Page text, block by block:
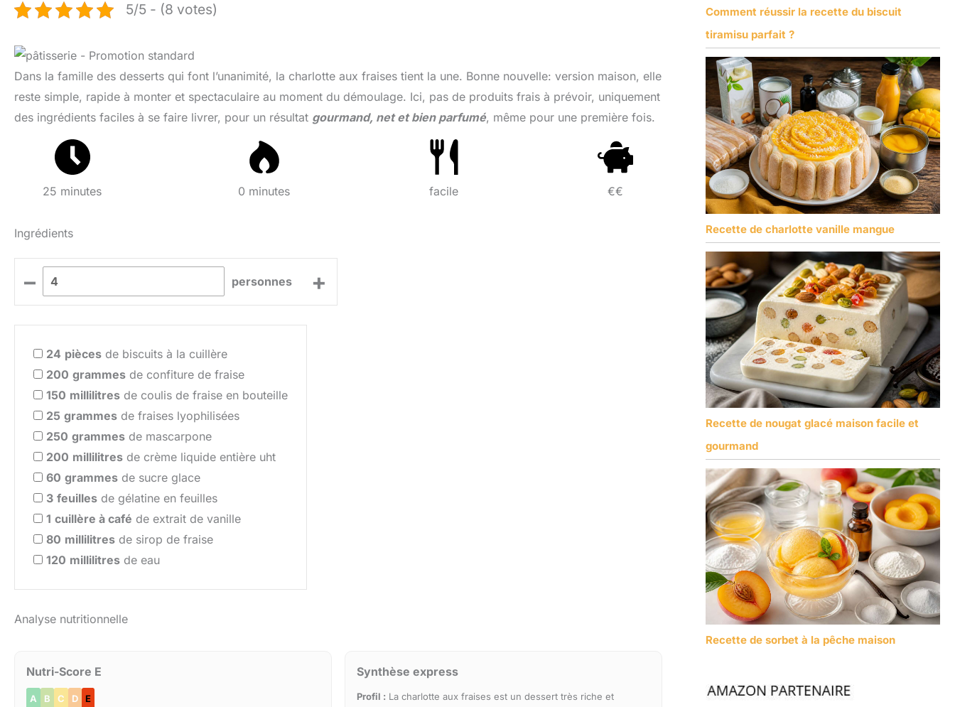
5/5 - (8 votes)
Dans la famille des desserts qui font l’unanimité, la charlotte aux fraises tient la une. Bonne nouvelle: version maison, elle
reste simple, rapide à monter et spectaculaire au moment du démoulage. Ici, pas de produits frais à prévoir, uniquement
des ingrédients faciles à se faire livrer, pour un résultat gourmand, net et bien parfumé, même pour une première fois.
25 minutes 0 minutes facile €€
Ingrédients
– personnes +
24 pièces de biscuits à la cuillère
200 grammes de confiture de fraise
150 millilitres de coulis de fraise en bouteille
25 grammes de fraises lyophilisées
250 grammes de mascarpone
200 millilitres de crème liquide entière uht
60 grammes de sucre glace
3 feuilles de gélatine en feuilles
1 cuillère à café de extrait de vanille
80 millilitres de sirop de fraise
120 millilitres de eau
Analyse nutritionnelle
Nutri-Score E
A B C D E
Synthèse express
Profil : La charlotte aux fraises est un dessert très riche et
Comment réussir la recette du biscuit
tiramisu parfait ?
Recette de charlotte vanille mangue
Recette de nougat glacé maison facile et
gourmand
Recette de sorbet à la pêche maison